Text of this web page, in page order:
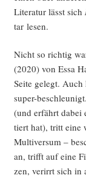
Lite­ra­tur lässt sich
tar lesen.
Nicht so rich­tig
(2020) von Essa
Sei­te gelegt.
super-
(und erfährt dabei
tiert hat), tritt eine
Mul­ti­ver­sum –
an, trifft auf eine
zen, ver­irrt sich in